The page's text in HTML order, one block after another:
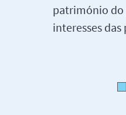
património
interesses das